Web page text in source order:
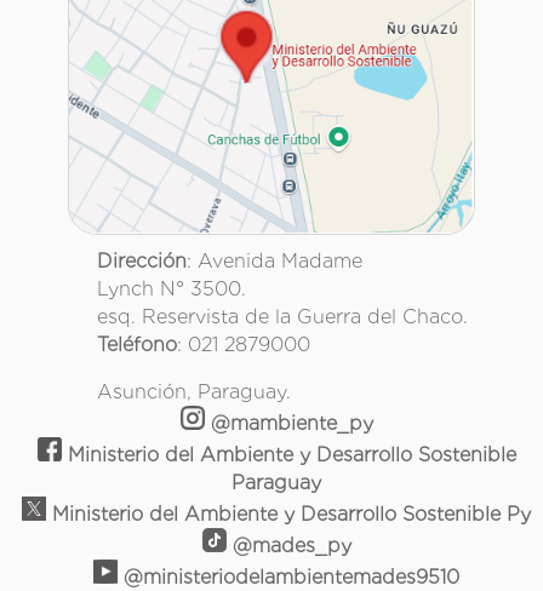
Dirección: Avenida Madame
Lynch N° 3500.
esq. Reservista de la Guerra del Chaco.
Teléfono: 021 2879000
Asunción, Paraguay.
@mambiente_py
Ministerio del Ambiente y Desarrollo Sostenible
Paraguay
Ministerio del Ambiente y Desarrollo Sostenible Py
@mades_py
@ministeriodelambientemades9510